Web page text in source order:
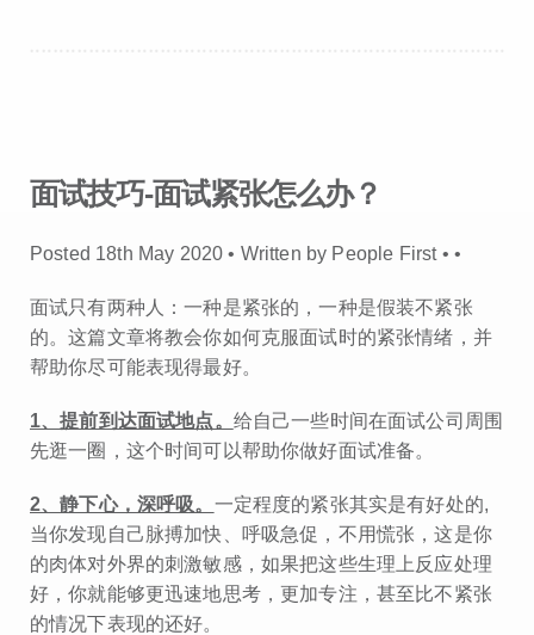
面试技巧-面试紧张怎么办？
Posted 18th May 2020 • Written by People First • •
面试只有两种人：一种是紧张的，一种是假装不紧张
的。这篇文章将教会你如何克服面试时的紧张情绪，并
帮助你尽可能表现得最好。
1、提前到达面试地点。 给自己一些时间在面试公司周围
先逛一圈，这个时间可以帮助你做好面试准备。
2、静下心，深呼吸。 一定程度的紧张其实是有好处的,
当你发现自己脉搏加快、呼吸急促，不用慌张，这是你
的肉体对外界的刺激敏感，如果把这些生理上反应处理
好，你就能够更迅速地思考，更加专注，甚至比不紧张
的情况下表现的还好。